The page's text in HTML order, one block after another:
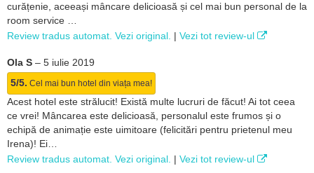
curățenie, aceeași mâncare delicioasă și cel mai bun personal de la
room service …
Review tradus automat. Vezi original. | Vezi tot review-ul
Ola S – 5 iulie 2019
5/5. Cel mai bun hotel din viața mea!
Acest hotel este strălucit! Există multe lucruri de făcut! Ai tot ceea
ce vrei! Mâncarea este delicioasă, personalul este frumos și o
echipă de animație este uimitoare (felicitări pentru prietenul meu
Irena)! Ei…
Review tradus automat. Vezi original. | Vezi tot review-ul